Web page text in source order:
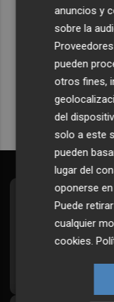
Recibe
Plaza
Todos los
anuncios y
sobre la
pueden
otros fines,
del
solo a este
pueden
lugar del
oponerse
Puede
cualquier
cookies.